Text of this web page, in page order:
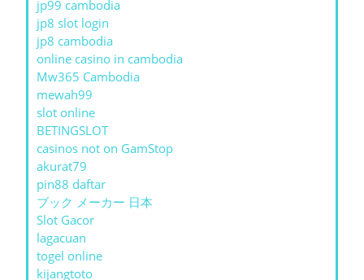
jp99 cambodia
jp8 slot login
jp8 cambodia
online casino in cambodia
Mw365 Cambodia
mewah99
slot online
BETINGSLOT
casinos not on GamStop
akurat79
pin88 daftar
ブック メーカー 日本
Slot Gacor
lagacuan
togel online
kijangtoto